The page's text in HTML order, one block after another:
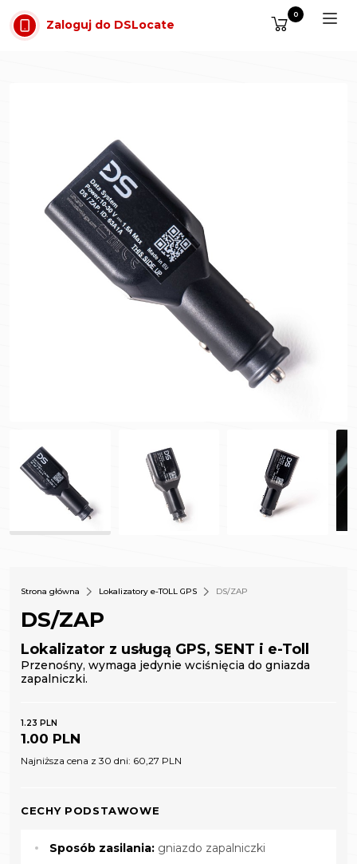
Przejdź do treści
Zaloguj do DSLocate
0
Strona główna Lokalizatory e-TOLL GPS DS/ZAP
DS/ZAP
Lokalizator z usługą GPS, SENT i e-Toll
Przenośny, wymaga jedynie wciśnięcia do gniazda
zapalniczki.
1.23 PLN
1.00 PLN
Najniższa cena z 30 dni: 60,27 PLN
CECHY PODSTAWOWE
Sposób zasilania: gniazdo zapalniczki